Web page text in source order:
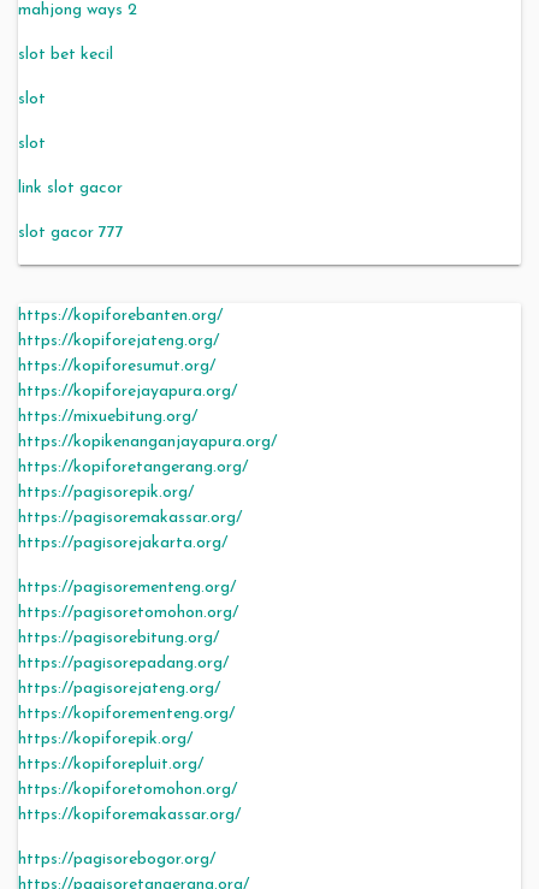
mahjong ways 2
slot bet kecil
slot
slot
link slot gacor
slot gacor 777
https://kopiforebanten.org/
https://kopiforejateng.org/
https://kopiforesumut.org/
https://kopiforejayapura.org/
https://mixuebitung.org/
https://kopikenanganjayapura.org/
https://kopiforetangerang.org/
https://pagisorepik.org/
https://pagisoremakassar.org/
https://pagisorejakarta.org/
https://pagisorementeng.org/
https://pagisoretomohon.org/
https://pagisorebitung.org/
https://pagisorepadang.org/
https://pagisorejateng.org/
https://kopiforementeng.org/
https://kopiforepik.org/
https://kopiforepluit.org/
https://kopiforetomohon.org/
https://kopiforemakassar.org/
https://pagisorebogor.org/
https://pagisoretangerang.org/